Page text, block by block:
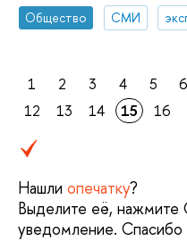
Общество СМИ
1 2 3 4 5 6
12
13 14 15 16
Нашли опечатку?
Выделите её, нажмите
уведомление. Спасибо